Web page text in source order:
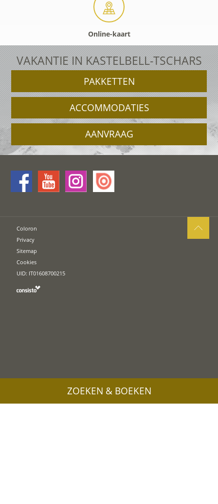
Online-kaart
VAKANTIE IN KASTELBELL-TSCHARS
PAKKETTEN
ACCOMMODATIES
AANVRAAG
Coloron
Privacy
Sitemap
Cookies
UID: IT01608700215
ZOEKEN & BOEKEN